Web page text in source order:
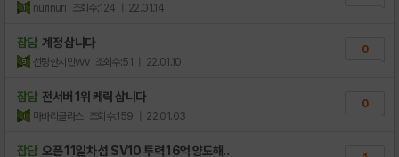
nurinuri 조회수:124 | 22.01.14
잡담 계정 삽니다
선량한시민vvv 조회수:51 | 22.01.10
0
잡담 전서버 1위 케릭 삽니다
마바리클라스 조회수:159 | 22.01.03
0
잡담 오픈 11일차 섭 SV10 투력 16억 양도해..